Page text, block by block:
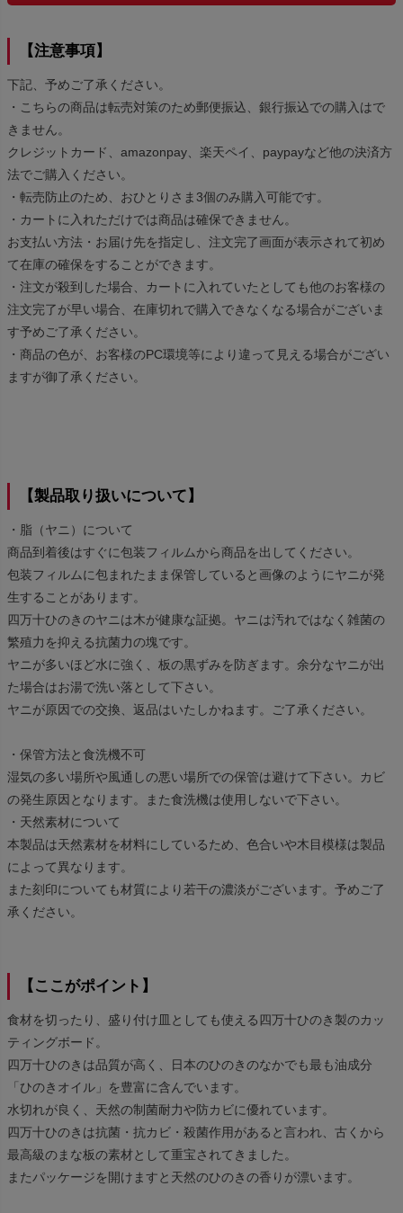
【注意事項】
下記、予めご了承ください。
・こちらの商品は転売対策のため郵便振込、銀行振込での購入はで
きません。
クレジットカード、amazonpay、楽天ペイ、paypayなど他の決済方
法でご購入ください。
・転売防止のため、おひとりさま3個のみ購入可能です。
・カートに入れただけでは商品は確保できません。
お支払い方法・お届け先を指定し、注文完了画面が表示されて初め
て在庫の確保をすることができます。
・注文が殺到した場合、カートに入れていたとしても他のお客様の
注文完了が早い場合、在庫切れで購入できなくなる場合がございま
す予めご了承ください。
・商品の色が、お客様のPC環境等により違って見える場合がござい
ますが御了承ください。
【製品取り扱いについて】
・脂（ヤニ）について
商品到着後はすぐに包装フィルムから商品を出してください。
包装フィルムに包まれたまま保管していると画像のようにヤニが発
生することがあります。
四万十ひのきのヤニは木が健康な証拠。ヤニは汚れではなく雑菌の
繁殖力を抑える抗菌力の塊です。
ヤニが多いほど水に強く、板の黒ずみを防ぎます。余分なヤニが出
た場合はお湯で洗い落として下さい。
ヤニが原因での交換、返品はいたしかねます。ご了承ください。
・保管方法と食洗機不可
湿気の多い場所や風通しの悪い場所での保管は避けて下さい。カビ
の発生原因となります。また食洗機は使用しないで下さい。
・天然素材について
本製品は天然素材を材料にしているため、色合いや木目模様は製品
によって異なります。
また刻印についても材質により若干の濃淡がございます。予めご了
承ください。
【ここがポイント】
食材を切ったり、盛り付け皿としても使える四万十ひのき製のカッ
ティングボード。
四万十ひのきは品質が高く、日本のひのきのなかでも最も油成分
「ひのきオイル」を豊富に含んでいます。
水切れが良く、天然の制菌耐力や防カビに優れています。
四万十ひのきは抗菌・抗カビ・殺菌作用があると言われ、古くから
最高級のまな板の素材として重宝されてきました。
またパッケージを開けますと天然のひのきの香りが漂います。